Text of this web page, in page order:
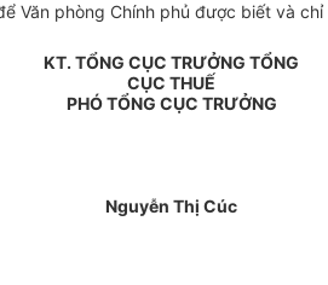
Văn phòng Chính phủ được biết và chỉ
KT. TỔNG CỤC TRƯỞNG TỔNG
CỤC THUẾ
PHÓ TỔNG CỤC TRƯỞNG
Nguyễn Thị Cúc